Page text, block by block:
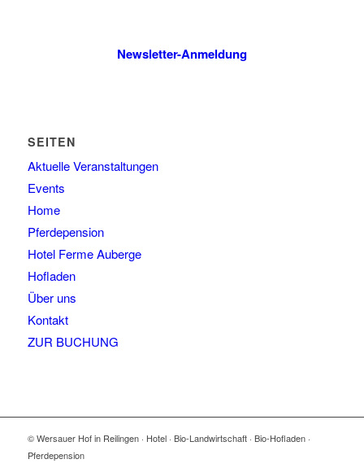
Newsletter-Anmeldung
SEITEN
Aktuelle Veranstaltungen
Events
Home
Pferdepension
Hotel Ferme Auberge
Hofladen
Über uns
Kontakt
ZUR BUCHUNG
© Wersauer Hof in Reilingen · Hotel · Bio-Landwirtschaft · Bio-Hofladen ·
Pferdepension